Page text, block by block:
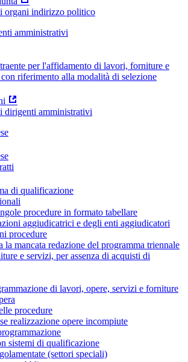
organi indirizzo politico
amministrativi
per l'affidamento di lavori, forniture e
riferimento alla modalità di selezione
dirigenti amministrativi
di qualificazione
procedure in formato tabellare
aggiudicatrici e degli enti aggiudicatori
procedure
la mancata redazione del programma triennale
e servizi, per assenza di acquisti di
di lavori, opere, servizi e forniture
procedure
realizzazione opere incompiute
sistemi di qualificazione
(settori speciali)